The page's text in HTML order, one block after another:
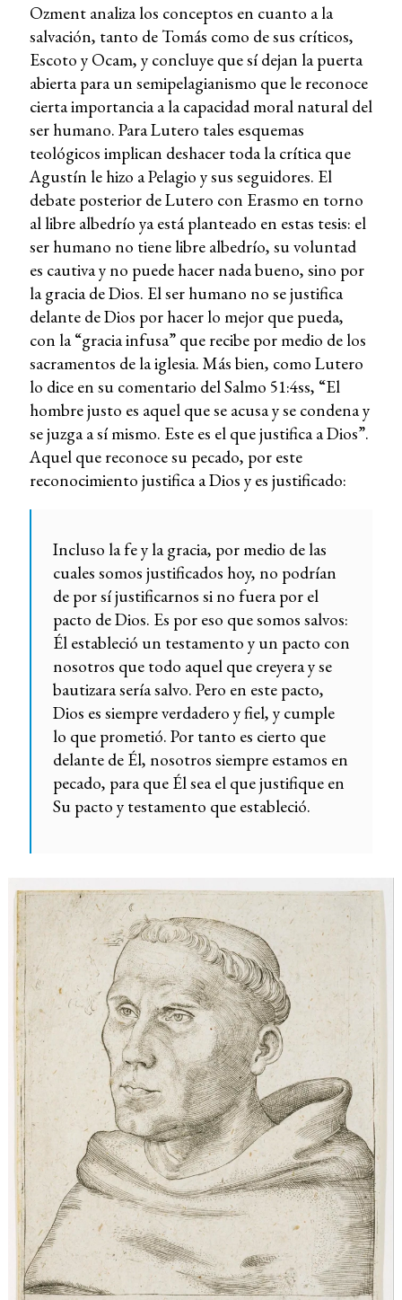
Ozment analiza los conceptos en cuanto a la
salvación, tanto de Tomás como de sus críticos,
Escoto y Ocam, y concluye que sí dejan la puerta
abierta para un semipelagianismo que le reconoce
cierta importancia a la capacidad moral natural del
ser humano. Para Lutero tales esquemas
teológicos implican deshacer toda la crítica que
Agustín le hizo a Pelagio y sus seguidores. El
debate posterior de Lutero con Erasmo en torno
al libre albedrío ya está planteado en estas tesis: el
ser humano no tiene libre albedrío, su voluntad
es cautiva y no puede hacer nada bueno, sino por
la gracia de Dios. El ser humano no se justifica
delante de Dios por hacer lo mejor que pueda,
con la “gracia infusa” que recibe por medio de los
sacramentos de la iglesia. Más bien, como Lutero
lo dice en su comentario del Salmo 51:4ss, “El
hombre justo es aquel que se acusa y se condena y
se juzga a sí mismo. Este es el que justifica a Dios”.
Aquel que reconoce su pecado, por este
reconocimiento justifica a Dios y es justificado:
Incluso la fe y la gracia, por medio de las
cuales somos justificados hoy, no podrían
de por sí justificarnos si no fuera por el
pacto de Dios. Es por eso que somos salvos:
Él estableció un testamento y un pacto con
nosotros que todo aquel que creyera y se
bautizara sería salvo. Pero en este pacto,
Dios es siempre verdadero y fiel, y cumple
lo que prometió. Por tanto es cierto que
delante de Él, nosotros siempre estamos en
pecado, para que Él sea el que justifique en
Su pacto y testamento que estableció.